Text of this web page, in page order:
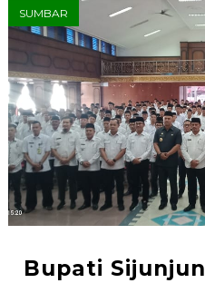
SUMBAR
Bupati